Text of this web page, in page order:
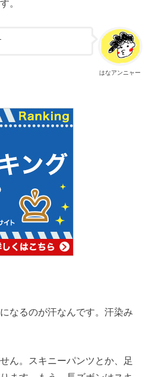
。
はなアンニャー
なるのが汗なんです。汗染み
ん。スキニーパンツとか、足